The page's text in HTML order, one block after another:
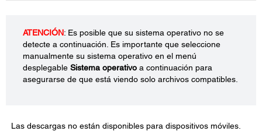
ATENCIÓN: Es posible que su sistema operativo no se
detecte a continuación. Es importante que seleccione
manualmente su sistema operativo en el menú
desplegable Sistema operativo a continuación para
asegurarse de que está viendo solo archivos compatibles.
Las descargas no están disponibles para dispositivos móviles.